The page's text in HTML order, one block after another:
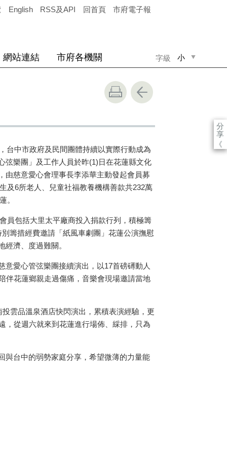
English RSS及API 回首頁 市府電子報
字級 小
網站連結 市府各機關
分
享
《
台中市政府及民間團體持續以實際行動成為
弦樂團」及工作人員於昨(1)日在花蓮縣文化
由慈意愛心會理事長李添華主動發起會員募
及6所老人、兒童社福教養機構善款共232萬
。
員包括大里太平廠商投入捐款行列，積極籌
籌措經費邀請「紙風車劇團」花蓮公演撫慰
濟、度過難關。
愛心管弦樂團接續演出，以17首磅礡動人
伴花蓮鄉親走過傷痛，音樂會現場邀請當地
雲品溫泉酒店快閃演出，累積表演經驗，更
，從週六就來到花蓮進行場佈、綵排，只為
與台中的弱勢家庭分享，希望微薄的力量能